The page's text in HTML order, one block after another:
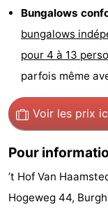
jeux
jeux
intérieures
Bowling
Parcours
mini-
golf
Centres
bien-
être
Villages
&
villes
Nature
Visites
-
Bungalows
bungalows
pour 4 à 13
parfois même
Voir les prix
Pour
’t Hof Van
Hogeweg 44,